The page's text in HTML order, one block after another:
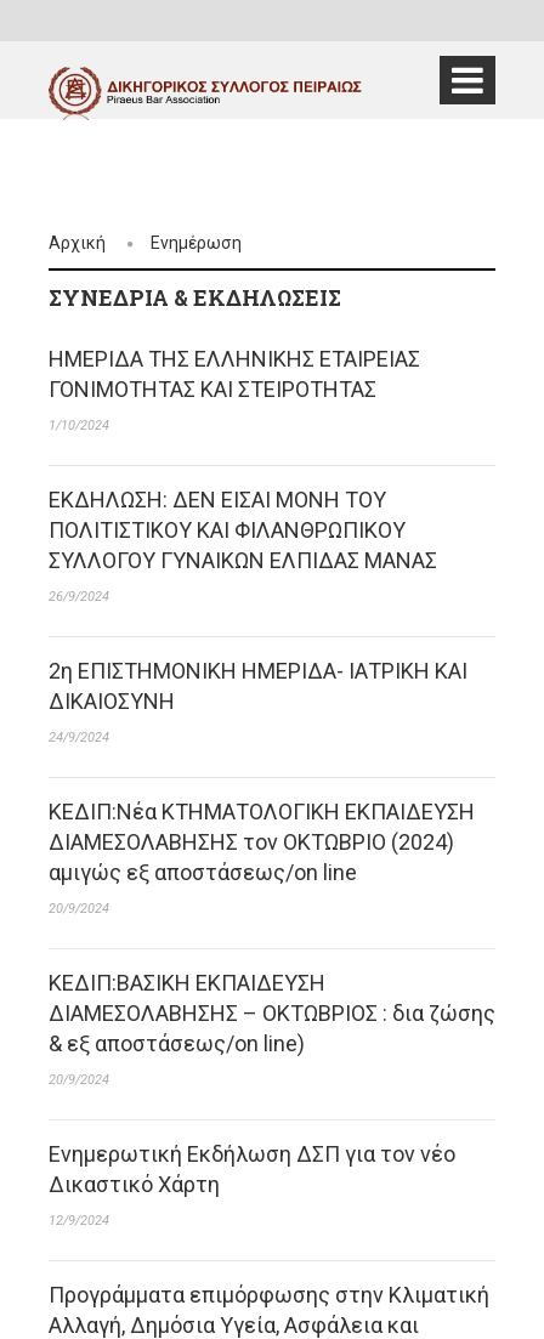
Αρχική Ενημέρωση
ΣΥΝΈΔΡΙΑ & ΕΚΔΗΛΏΣΕΙΣ
ΗΜΕΡΙΔΑ ΤΗΣ ΕΛΛΗΝΙΚΗΣ ΕΤΑΙΡΕΙΑΣ
ΓΟΝΙΜΟΤΗΤΑΣ ΚΑΙ ΣΤΕΙΡΟΤΗΤΑΣ
1/10/2024
ΕΚΔΗΛΩΣΗ: ΔΕΝ ΕΙΣΑΙ ΜΟΝΗ ΤΟΥ
ΠΟΛΙΤΙΣΤΙΚΟΥ ΚΑΙ ΦΙΛΑΝΘΡΩΠΙΚΟΥ
ΣΥΛΛΟΓΟΥ ΓΥΝΑΙΚΩΝ ΕΛΠΙΔΑΣ ΜΑΝΑΣ
26/9/2024
2η ΕΠΙΣΤΗΜΟΝΙΚΗ ΗΜΕΡΙΔΑ- ΙΑΤΡΙΚΗ ΚΑΙ
ΔΙΚΑΙΟΣΥΝΗ
24/9/2024
ΚΕΔΙΠ:Νέα ΚΤΗΜΑΤΟΛΟΓΙΚΗ ΕΚΠΑΙΔΕΥΣΗ
ΔΙΑΜΕΣΟΛΑΒΗΣΗΣ τον ΟΚΤΩΒΡΙΟ (2024)
αμιγώς εξ αποστάσεως/on line
20/9/2024
ΚΕΔΙΠ:ΒΑΣΙΚΗ ΕΚΠΑΙΔΕΥΣΗ
ΔΙΑΜΕΣΟΛΑΒΗΣΗΣ – ΟΚΤΩΒΡΙΟΣ : δια ζώσης
& εξ αποστάσεως/on line)
20/9/2024
Ενημερωτική Εκδήλωση ΔΣΠ για τον νέο
Δικαστικό Χάρτη
12/9/2024
Προγράμματα επιμόρφωσης στην Κλιματική
Αλλαγή, Δημόσια Υγεία, Ασφάλεια και